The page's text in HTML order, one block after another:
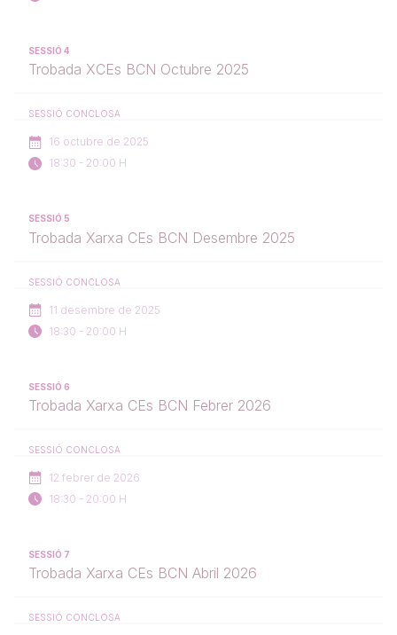
SESSIÓ 4
Trobada XCEs BCN Octubre 2025
SESSIÓ CONCLOSA
16 octubre de 2025
18:30 - 20:00 H
SESSIÓ 5
Trobada Xarxa CEs BCN Desembre 2025
SESSIÓ CONCLOSA
11 desembre de 2025
18:30 - 20:00 H
SESSIÓ 6
Trobada Xarxa CEs BCN Febrer 2026
SESSIÓ CONCLOSA
12 febrer de 2026
18:30 - 20:00 H
SESSIÓ 7
Trobada Xarxa CEs BCN Abril 2026
SESSIÓ CONCLOSA